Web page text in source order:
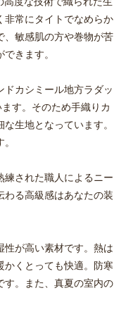
非常にタイトでなめらか
、敏感肌の方や巻物が苦
きます。
ドカシミール地方ラダッ
す。そのため手織りカ
生地となっています。
練された職人によるニー
わる高級感はあなたの装
性が高い素材です。熱は
かくとっても快適。防寒
す。また、真夏の室内の